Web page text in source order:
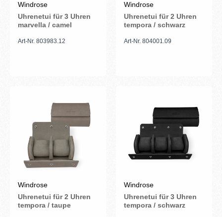
Windrose
Uhrenetui für 3 Uhren
marvella / camel
Art-Nr. 803983.12
Windrose
Uhrenetui für 2 Uhren
tempora / schwarz
Art-Nr. 804001.09
Windrose
Uhrenetui für 2 Uhren
tempora / taupe
Windrose
Uhrenetui für 3 Uhren
tempora / schwarz